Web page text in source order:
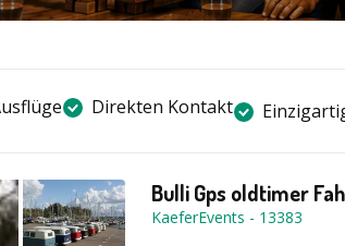
Direkten Kontakt
Bulli Gps oldtimer
KaeferEvents - 13383